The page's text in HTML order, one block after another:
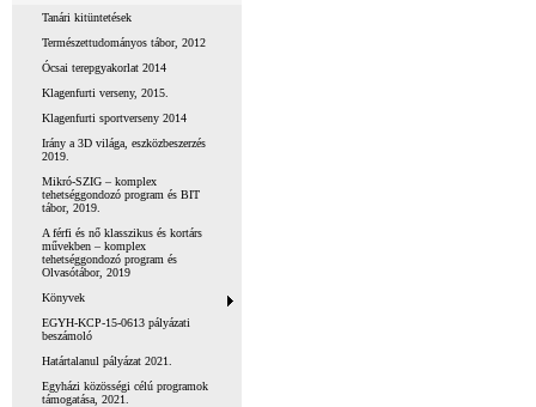
Tanári kitüntetések
Természettudományos tábor, 2012
Ócsai terepgyakorlat 2014
Klagenfurti verseny, 2015.
Klagenfurti sportverseny 2014
Irány a 3D világa, eszközbeszerzés
2019.
Mikró-SZIG – komplex
tehetséggondozó program és BIT
tábor, 2019.
A férfi és nő klasszikus és kortárs
művekben – komplex
tehetséggondozó program és
Olvasótábor, 2019
Könyvek
EGYH-KCP-15-0613 pályázati
beszámoló
Határtalanul pályázat 2021.
Egyházi közösségi célú programok
támogatása, 2021.